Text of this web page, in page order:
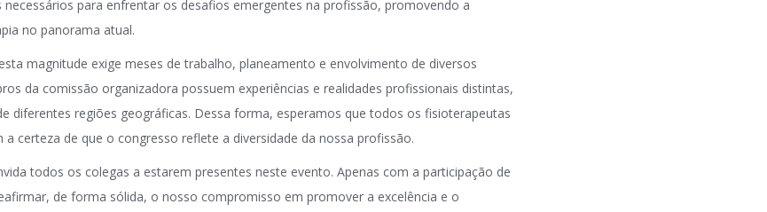
para enfrentar os desafios emergentes na profissão, promovendo a
no panorama atual.
magnitude exige meses de trabalho, planeamento e envolvimento de diversos
da comissão organizadora possuem experiências e realidades profissionais distintas,
diferentes regiões geográficas. Dessa forma, esperamos que todos os fisioterapeutas
certeza de que o congresso reflete a diversidade da nossa profissão.
todos os colegas a estarem presentes neste evento. Apenas com a participação de
de forma sólida, o nosso compromisso em promover a excelência e o